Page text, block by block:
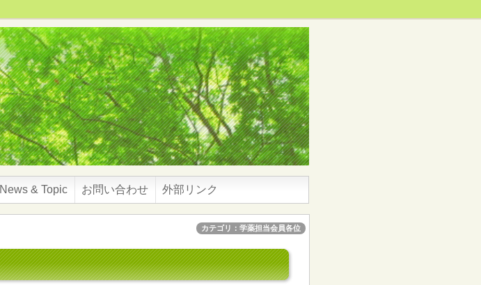
News & Topic お問い合わせ 外部リンク
カテゴリ：学薬担当会員各位